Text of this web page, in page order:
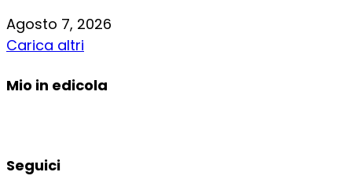
Agosto 7, 2026
Carica altri
Mio in edicola
Seguici